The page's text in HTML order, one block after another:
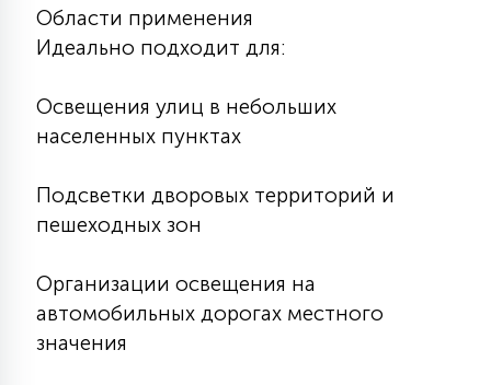
Области применения
Идеально подходит для:
Освещения улиц в небольших
населенных пунктах
Подсветки дворовых территорий и
пешеходных зон
Организации освещения на
автомобильных дорогах местного
значения